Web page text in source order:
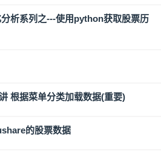
析系列之---使用python获取股票历
根据菜单分类加载数据(重要)
的股票数据